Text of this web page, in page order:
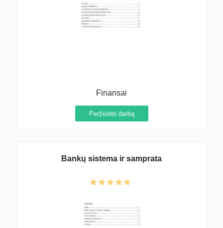
Finansai
Peržiūrėti darbą
Bankų sistema ir samprata